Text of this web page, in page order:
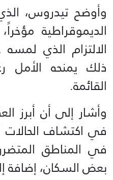
وأوضح تيدروس،
الديموقراطية
الالتزام الذي لمسه
ذلك يمنحه الأمل
القائمة.
وأشار إلى أن أبرز
في اكتشاف الحالات
في المناطق
بعض السكان، إضافة